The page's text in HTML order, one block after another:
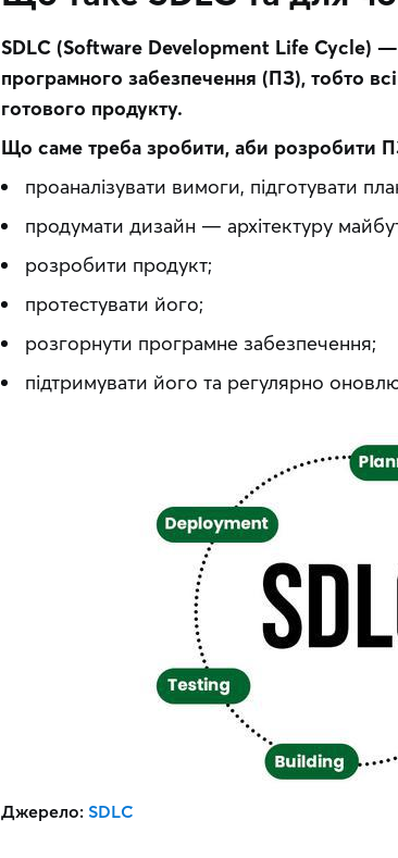
SDLC (Software Development Life Cycle)
програмного забезпечення (ПЗ), тобто
готового продукту.
Що саме треба зробити, аби розробити
проаналізувати вимоги, підготувати
продумати дизайн — архітектуру
розробити продукт;
протестувати його;
розгорнути програмне забезпечення;
підтримувати його та регулярно
Джерело: SDLC